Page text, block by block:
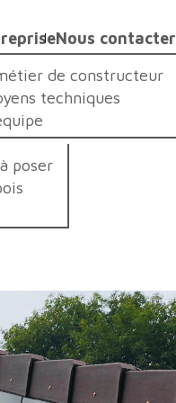
poser
de constructeur
techniques
Nous contacter